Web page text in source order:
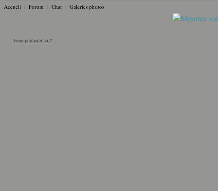
Accueil | Forum | Chat | Galeries photos
Votre publicité ici ?